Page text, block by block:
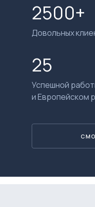
25
Успешной
и Европейском
2500+
Довольных